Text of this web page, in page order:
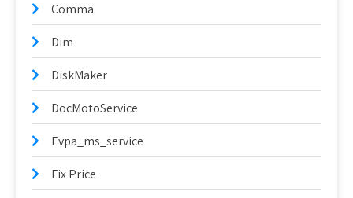
Comma
Dim
DiskMaker
DocMotoService
Evpa_ms_service
Fix Price